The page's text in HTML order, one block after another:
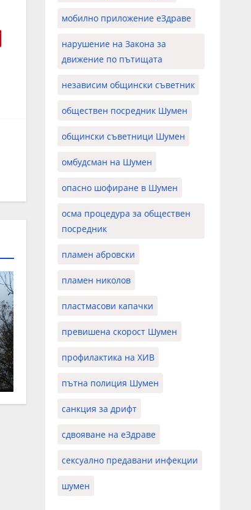
мобилно приложение еЗдраве
нарушение на Закона за
движение по пътищата
независим общински съветник
обществен посредник Шумен
общински съветници Шумен
омбудсман на Шумен
опасно шофиране в Шумен
осма процедура за обществен
посредник
пламен абровски
пламен николов
пластмасови капачки
превишена скорост Шумен
профилактика на ХИВ
пътна полиция Шумен
санкция за дрифт
сдвояване на еЗдраве
сексуално предавани инфекции
шумен